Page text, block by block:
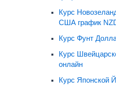
Курс
США график
Курс Фунт
Курс
онлайн
Курс Японской